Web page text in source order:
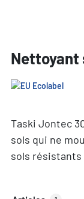
Nettoyant
Taski Jontec
sols qui ne
sols résistants